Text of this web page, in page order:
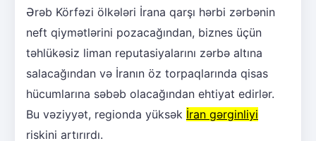
Ərəb Körfəzi ölkələri İrana qarşı hərbi zərbənin
neft qiymətlərini pozacağından, biznes üçün
təhlükəsiz liman reputasiyalarını zərbə altına
salacağından və İranın öz torpaqlarında qisas
hücumlarına səbəb olacağından ehtiyat edirlər.
Bu vəziyyət, regionda yüksək İran gərginliyi
riskini artırırdı.